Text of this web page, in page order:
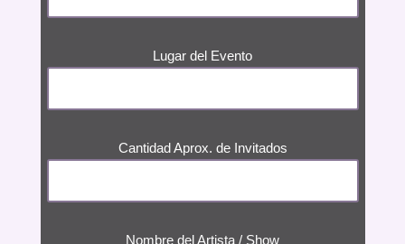
Lugar del Evento
Cantidad Aprox. de Invitados
Nombre del Artista / Show